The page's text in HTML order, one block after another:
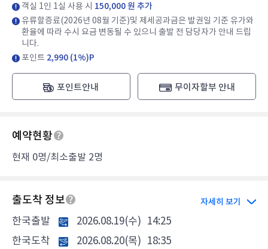
객실 1인 1실 사용 시 150,000 원 추가
유류할증료(2026년 08월 기준)및 제세공과금은 발권일 기준 유가와
환율에 따라 수시 요금 변동될 수 있으니 출발 전 담당자가 안내 드립
니다.
포인트 2,990 (1%)P
포인트안내 무이자할부 안내
예약현황
현재 0명/최소출발 2명
출도착 정보 자세히 보기
한국출발 2026.08.19(수) 14:25
한국도착
2026.08.20(목) 18:35